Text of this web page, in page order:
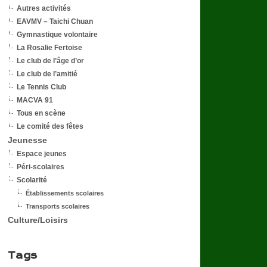
Autres activités
EAVMV – Taichi Chuan
Gymnastique volontaire
La Rosalie Fertoise
Le club de l’âge d’or
Le club de l’amitié
Le Tennis Club
MACVA 91
Tous en scène
Le comité des fêtes
Jeunesse
Espace jeunes
Péri-scolaires
Scolarité
Établissements scolaires
Transports scolaires
Culture/Loisirs
Tags